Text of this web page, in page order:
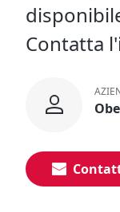
Contatta